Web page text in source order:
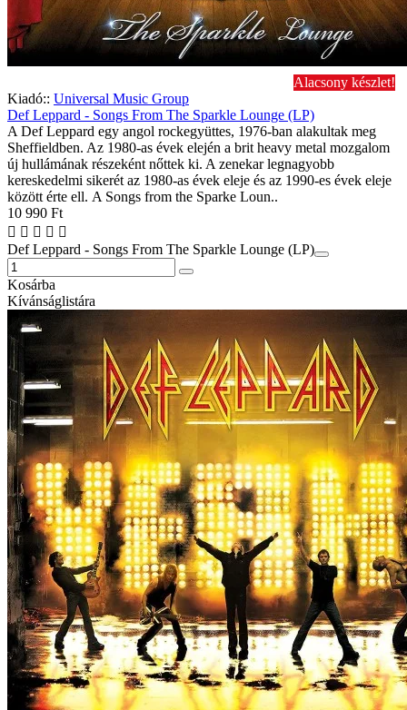
Alacsony készlet!
Kiadó:: Universal Music Group
Def Leppard - Songs From The Sparkle Lounge (LP)
A Def Leppard egy angol rockegyüttes, 1976-ban alakultak meg
Sheffieldben. Az 1980-as évek elején a brit heavy metal mozgalom
új hullámának részeként nőttek ki. A zenekar legnagyobb
kereskedelmi sikerét az 1980-as évek eleje és az 1990-es évek eleje
között érte ell. A Songs from the Sparke Loun..
10 990 Ft
Def Leppard - Songs From The Sparkle Lounge (LP)
Kosárba
Kívánságlistára